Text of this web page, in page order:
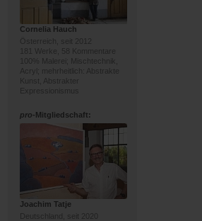
Cornelia Hauch
Österreich, seit 2012
181 Werke, 58 Kommentare
100% Malerei; Mischtechnik,
Acryl; mehrheitlich: Abstrakte
Kunst, Abstrakter
Expressionismus
pro-Mitgliedschaft:
Joachim Tatje
Deutschland, seit 2020